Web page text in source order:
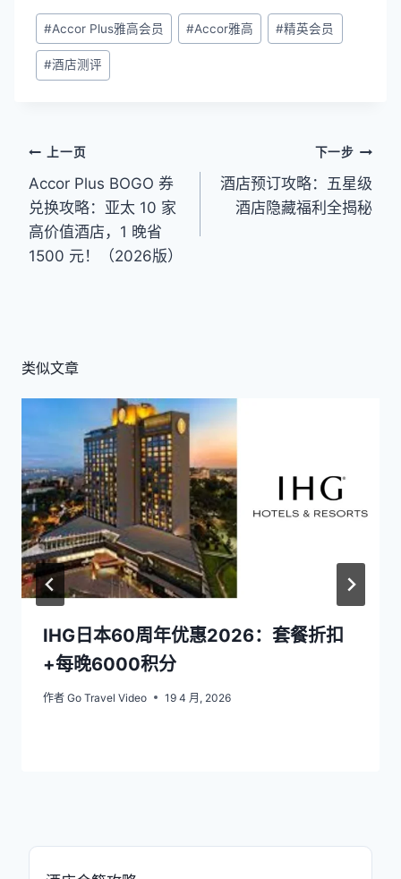
文
章
标
#Accor Plus雅高会员 #Accor雅高 #精英会员
#酒店测评
文
章
导
航
上一页
Accor Plus BOGO 券
兑换攻略：亚太 10 家
高价值酒店，1 晚省
1500 元！（2026版）
下一步
酒店预订攻略：五星级
酒店隐藏福利全揭秘
类似文章
IHG日本60周年优惠2026：套餐折扣
+每晚6000积分
作者 Go Travel Video 19 4 月, 2026